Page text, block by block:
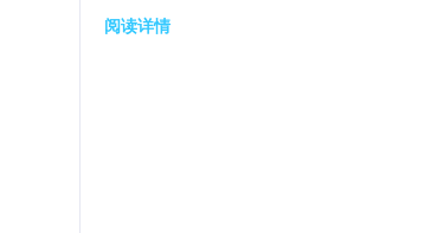
阅读详情